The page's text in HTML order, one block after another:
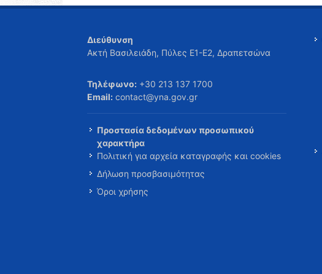
Διεύθυνση
Ακτή Βασιλειάδη, Πύλες Ε1-Ε2, Δραπετσώνα
Τηλέφωνο: +30 213 137 1700
Email: contact@yna.gov.gr
Προστασία δεδομένων προσωπικού
χαρακτήρα
Πολιτική για αρχεία καταγραφής και cookies
Δήλωση προσβασιμότητας
Όροι χρήσης